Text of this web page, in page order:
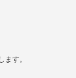
ます。